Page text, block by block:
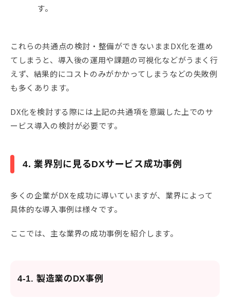
す。
これらの共通点の検討・整備ができないままDX化を進め
てしまうと、導入後の運用や課題の可視化などがうまく行
えず、結果的にコストのみがかかってしまうなどの失敗例
も多くあります。
DX化を検討する際には上記の共通項を意識した上でのサ
ービス導入の検討が必要です。
4. 業界別に見るDXサービス成功事例
多くの企業がDXを成功に導いていますが、業界によって
具体的な導入事例は様々です。
ここでは、主な業界の成功事例を紹介します。
4-1. 製造業のDX事例